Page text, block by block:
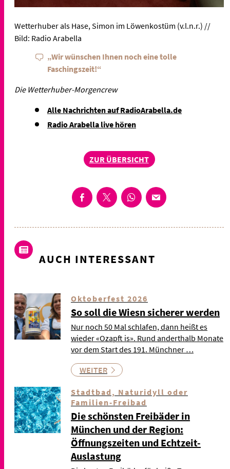
Wetterhuber als Hase, Simon im Löwenkostüm (v.l.n.r.) //
Bild: Radio Arabella
„Wir wünschen Ihnen noch eine tolle
Faschingszeit!“
Die Wetterhuber-Morgencrew
Alle Nachrichten auf RadioArabella.de
Radio Arabella live hören
ZUR ÜBERSICHT
AUCH INTERESSANT
Oktoberfest 2026
So soll die Wiesn sicherer werden
Nur noch 50 Mal schlafen, dann heißt es
wieder «Ozapft is». Rund anderthalb Monate
vor dem Start des 191. Münchner …
WEITER
Stadtbad, Naturidyll oder
Familien-Freibad
Die schönsten Freibäder in
München und der Region:
Öffnungszeiten und Echtzeit-
Auslastung